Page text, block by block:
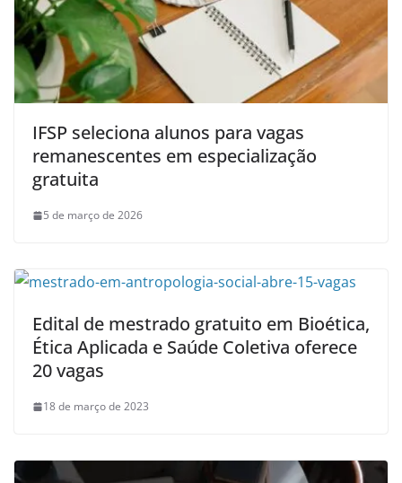
IFSP seleciona alunos para vagas
remanescentes em especialização
gratuita
5 de março de 2026
Edital de mestrado gratuito em Bioética,
Ética Aplicada e Saúde Coletiva oferece
20 vagas
18 de março de 2023